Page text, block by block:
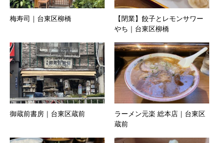
梅寿司｜台東区柳橋
【閉業】餃子とレモンサワー
やち｜台東区柳橋
御蔵前書房｜台東区蔵前
ラーメン元楽 総本店｜台東区
蔵前